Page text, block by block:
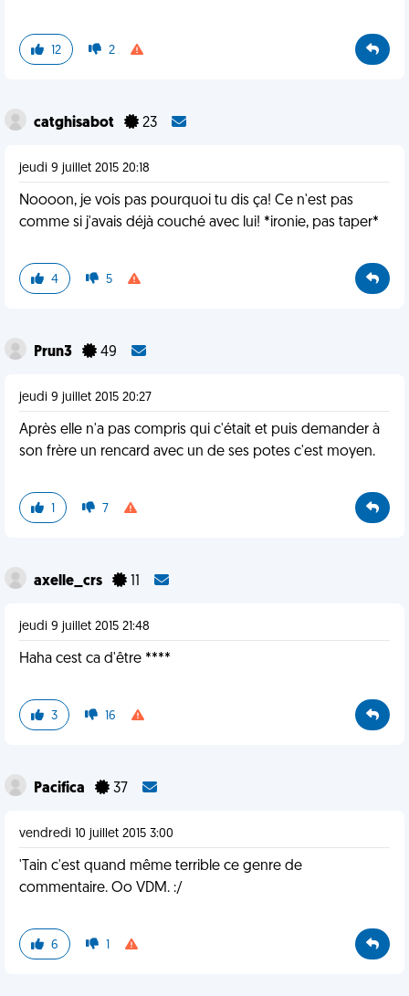
12 2
catghisabot 23
jeudi 9 juillet 2015 20:18
Noooon, je vois pas pourquoi tu dis ça! Ce n'est pas
comme si j'avais déjà couché avec lui! *ironie, pas taper*
4 5
Prun3 49
jeudi 9 juillet 2015 20:27
Après elle n'a pas compris qui c'était et puis demander à
son frère un rencard avec un de ses potes c'est moyen.
1 7
axelle_crs
jeudi 9 juillet 2015 21:48
Haha cest ca d'être ****
3 16
Pacifica 37
vendredi 10 juillet 2015 3:00
'Tain c'est quand même terrible ce genre de
commentaire. Oo VDM. :/
6 1